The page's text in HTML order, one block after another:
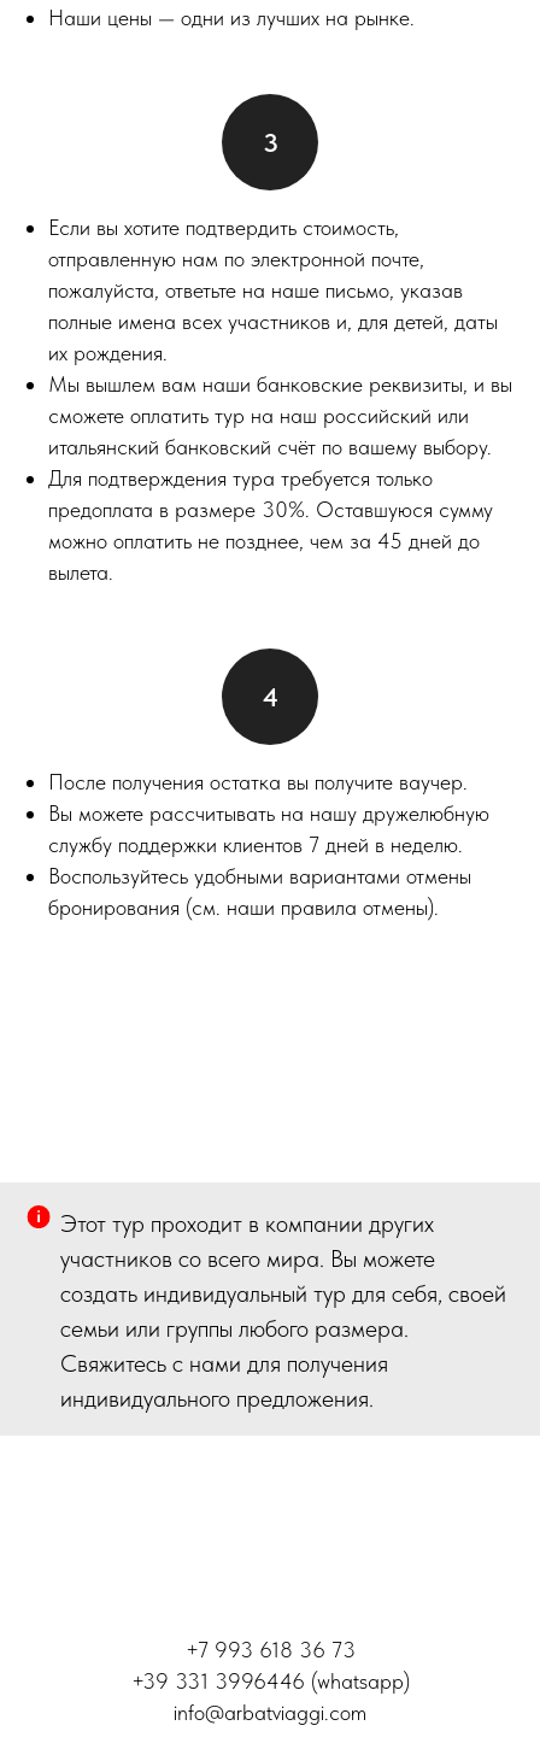
Наши цены — одни из лучших на рынке.
Если вы хотите подтвердить стоимость,
отправленную нам по электронной почте,
пожалуйста, ответьте на наше письмо, указав
полные имена всех участников и, для детей, даты
их рождения.
Мы вышлем вам наши банковские реквизиты, и вы
сможете оплатить тур на наш российский или
итальянский банковский счёт по вашему выбору.
Для подтверждения тура требуется только
предоплата в размере 30%. Оставшуюся сумму
можно оплатить не позднее, чем за 45 дней до
вылета.
После получения остатка вы получите ваучер.
Вы можете рассчитывать на нашу дружелюбную
службу поддержки клиентов 7 дней в неделю.
Воспользуйтесь удобными вариантами отмены
бронирования (см. наши правила отмены).
Этот тур проходит в компании других
участников со всего мира. Вы можете
создать индивидуальный тур для себя, своей
семьи или группы любого размера.
Свяжитесь с нами для получения
индивидуального предложения.
+7 993 618 36 73
+39 331 3996446 (whatsapp)
info@arbatviaggi.com